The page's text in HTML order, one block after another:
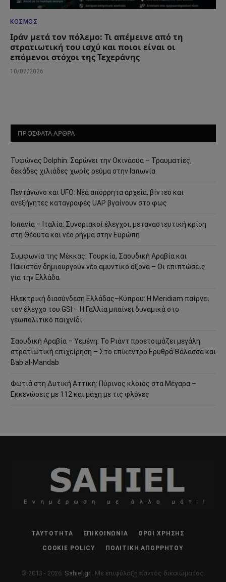
ΚΌΣΜΟΣ
Ιράν μετά τον πόλεμο: Τι απέμεινε από τη
στρατιωτική του ισχύ και ποιοι είναι οι
επόμενοι στόχοι της Τεχεράνης
10/07/2026
ΠΡΟΣΦΑΤΑ ΑΡΘΡΑ
Τυφώνας Dolphin: Σαρώνει την Οκινάουα – Τραυματίες,
δεκάδες χιλιάδες χωρίς ρεύμα στην Ιαπωνία
Πεντάγωνο και UFO: Νέα απόρρητα αρχεία, βίντεο και
ανεξήγητες καταγραφές UAP βγαίνουν στο φως
Ισπανία – Ιταλία: Συνοριακοί έλεγχοι, μεταναστευτική κρίση
στη Θέουτα και νέο ρήγμα στην Ευρώπη
Συμφωνία της Μέκκας: Τουρκία, Σαουδική Αραβία και
Πακιστάν δημιουργούν νέο αμυντικό άξονα – Οι επιπτώσεις
για την Ελλάδα
Ηλεκτρική διασύνδεση Ελλάδας–Κύπρου: Η Meridiam παίρνει
τον έλεγχο του GSI – Η Γαλλία μπαίνει δυναμικά στο
γεωπολιτικό παιχνίδι
Σαουδική Αραβία – Υεμένη: Το Ριάντ προετοιμάζει μεγάλη
στρατιωτική επιχείρηση – Στο επίκεντρο Ερυθρά Θάλασσα και
Bab al-Mandab
Φωτιά στη Δυτική Αττική: Πύρινος κλοιός στα Μέγαρα –
Εκκενώσεις με 112 και μάχη με τις φλόγες
ΤΑΥΤΌΤΗΤΑ ΕΠΙΚΟΙΝΩΝΊΑ ΌΡΟΙ ΧΡΉΣΗΣ
COOKIE POLICY ΠΟΛΙΤΙΚΉ ΑΠΟΡΡΉΤΟΥ
© 2013 - 2026: Sahiel.gr . Με επιφύλαξη παντός δικαιώματος.